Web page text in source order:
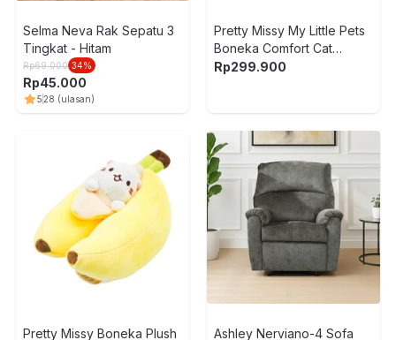
Selma Neva Rak Sepatu 3
Tingkat - Hitam
Rp69.000 34%
Rp45.000
528 (ulasan)
Pretty Missy My Little Pets
Boneka Comfort Cat
Lampu & Suara - Putih
Rp299.900
Pretty Missy Boneka Plush Ashley Nerviano-4 Sofa